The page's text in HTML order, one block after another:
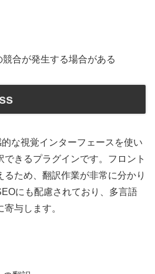
合が発生する場合がある
な視覚インターフェースを使い
できるプラグインです。フロント
るため、翻訳作業が非常に分かり
にも配慮されており、多言語
与します。